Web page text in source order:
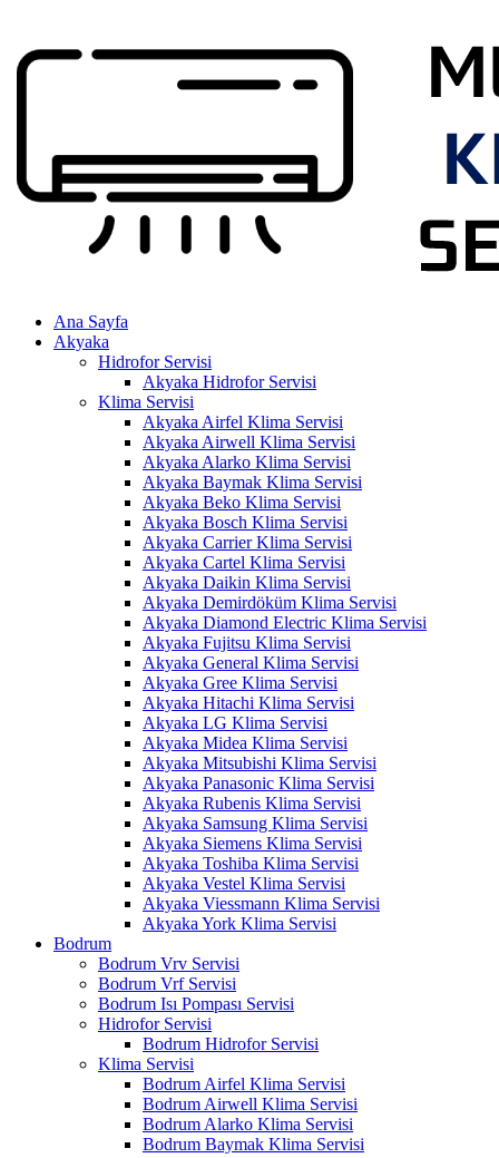
content
Ana Sayfa
Akyaka
Hidrofor Servisi
Akyaka Hidrofor Servisi
Klima Servisi
Akyaka Airfel Klima Servisi
Akyaka Airwell Klima Servisi
Akyaka Alarko Klima Servisi
Akyaka Baymak Klima Servisi
Akyaka Beko Klima Servisi
Akyaka Bosch Klima Servisi
Akyaka Carrier Klima Servisi
Akyaka Cartel Klima Servisi
Akyaka Daikin Klima Servisi
Akyaka Demirdöküm Klima Servisi
Akyaka Diamond Electric Klima Servisi
Akyaka Fujitsu Klima Servisi
Akyaka General Klima Servisi
Akyaka Gree Klima Servisi
Akyaka Hitachi Klima Servisi
Akyaka LG Klima Servisi
Akyaka Midea Klima Servisi
Akyaka Mitsubishi Klima Servisi
Akyaka Panasonic Klima Servisi
Akyaka Rubenis Klima Servisi
Akyaka Samsung Klima Servisi
Akyaka Siemens Klima Servisi
Akyaka Toshiba Klima Servisi
Akyaka Vestel Klima Servisi
Akyaka Viessmann Klima Servisi
Akyaka York Klima Servisi
Bodrum
Bodrum Vrv Servisi
Bodrum Vrf Servisi
Bodrum Isı Pompası Servisi
Hidrofor Servisi
Bodrum Hidrofor Servisi
Klima Servisi
Bodrum Airfel Klima Servisi
Bodrum Airwell Klima Servisi
Bodrum Alarko Klima Servisi
Bodrum Baymak Klima Servisi